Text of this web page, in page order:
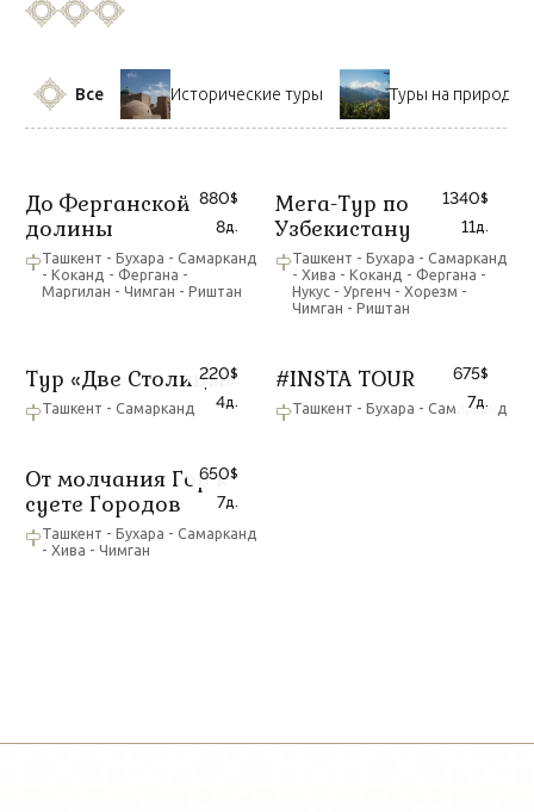
Все Исторические туры Туры на природе
До Ферганской
долины
Ташкент - Бухара - Самарканд
- Коканд - Фергана -
Маргилан - Чимган - Риштан
880$
8д.
Мега-Тур по
Узбекистану
Ташкент - Бухара - Самарканд
- Хива - Коканд - Фергана -
Нукус - Ургенч - Хорезм -
Чимган - Риштан
1340$
11д.
Тур «Две Столицы»
Ташкент - Самарканд
220$
4д.
#INSTA TOUR
Ташкент - Бухара - Самарканд
675$
7д.
От молчания Гор к
суете Городов
Ташкент - Бухара - Самарканд
- Хива - Чимган
650$
7д.